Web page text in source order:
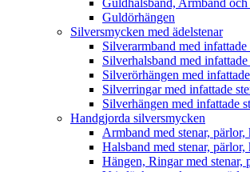
Guldhalsband, Armband och
Guldörhängen
Silversmycken med ädelstenar
Silverarmband med infattade
Silverhalsband med infattade
Silverörhängen med
Silverringar med infattade
Silverhängen med infattade
Handgjorda silversmycken
Armband med stenar, pärlor,
Halsband med stenar, pärlor,
Hängen, Ringar med stenar,